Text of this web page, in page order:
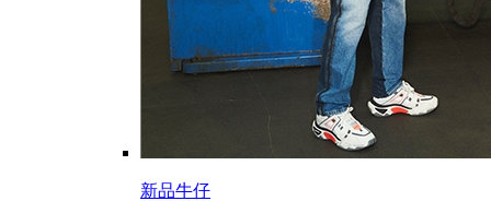
新品牛仔